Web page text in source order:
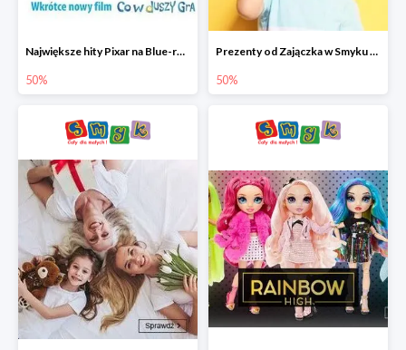
Największe hity Pixar na Blue-rey i DVD w Smyku - drugi film -50%
50%
Prezenty od Zajączka w Smyku do -50%
50%